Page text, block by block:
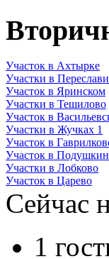
Участок в Ахтырке
Участки в
Участок в Яринском
Участки в Тешилово
Участок в
Участки в Жучках 1
Участок в
Участок в
Участки в Лобково
Участок в Царево
Сейчас
1